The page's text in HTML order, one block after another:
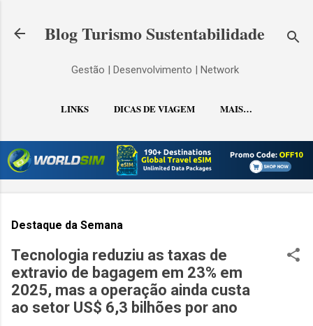
Blog Turismo Sustentabilidade
Gestão | Desenvolvimento | Network
LINKS DICAS DE VIAGEM MAIS…
CONTATO
Destaque da Semana
Tecnologia reduziu as taxas de
extravio de bagagem em 23% em
2025, mas a operação ainda custa
ao setor US$ 6,3 bilhões por ano